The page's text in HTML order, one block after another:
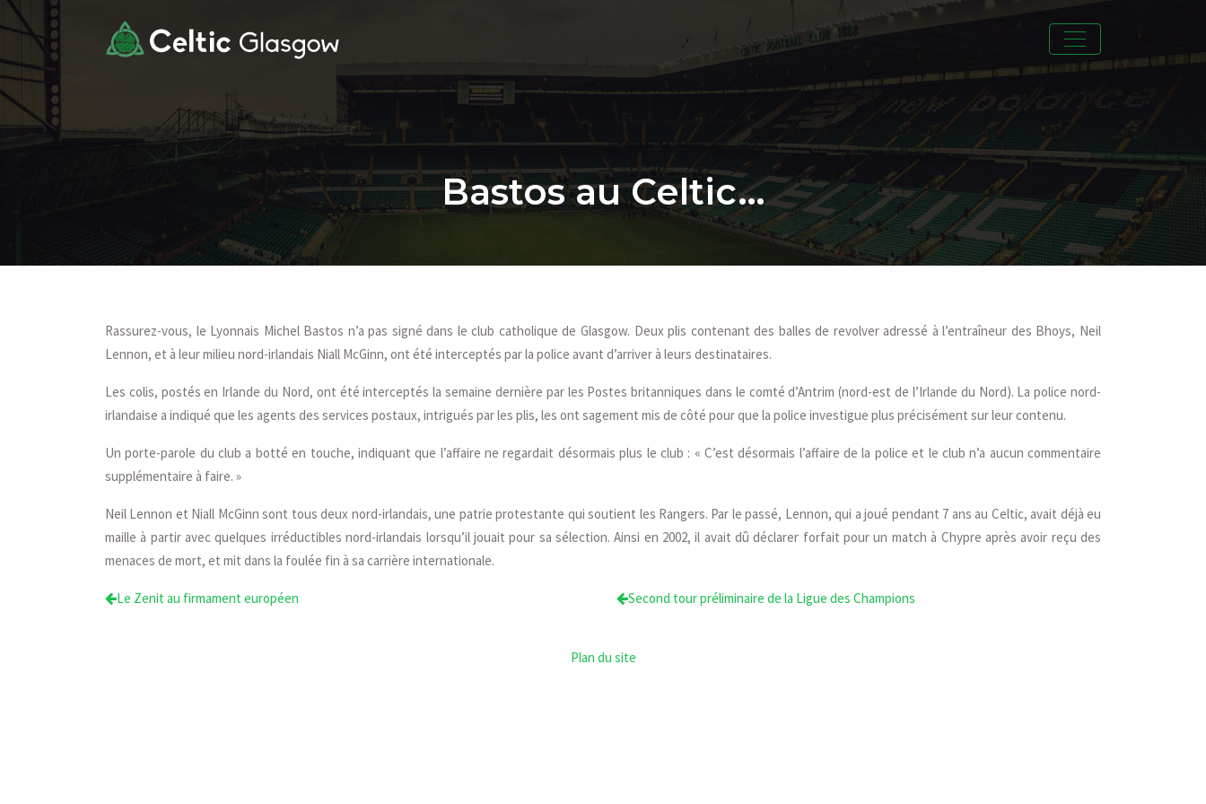
Bastos au Celtic…
Rassurez-vous, le Lyonnais Michel Bastos n’a pas signé dans le club catholique de Glasgow. Deux plis contenant des balles de revolver adressé à l’entraîneur des Bhoys, Neil
Lennon, et à leur milieu nord-irlandais Niall McGinn, ont été interceptés par la police avant d’arriver à leurs destinataires.
Les colis, postés en Irlande du Nord, ont été interceptés la semaine dernière par les Postes britanniques dans le comté d’Antrim (nord-est de l’Irlande du Nord). La police nord-
irlandaise a indiqué que les agents des services postaux, intrigués par les plis, les ont sagement mis de côté pour que la police investigue plus précisément sur leur contenu.
Un porte-parole du club a botté en touche, indiquant que l’affaire ne regardait désormais plus le club : « C’est désormais l’affaire de la police et le club n’a aucun commentaire
supplémentaire à faire. »
Neil Lennon et Niall McGinn sont tous deux nord-irlandais, une patrie protestante qui soutient les Rangers. Par le passé, Lennon, qui a joué pendant 7 ans au Celtic, avait déjà eu
maille à partir avec quelques irréductibles nord-irlandais lorsqu’il jouait pour sa sélection. Ainsi en 2002, il avait dû déclarer forfait pour un match à Chypre après avoir reçu des
menaces de mort, et mit dans la foulée fin à sa carrière internationale.
Le Zenit au firmament européen Second tour préliminaire de la Ligue des Champions
Plan du site